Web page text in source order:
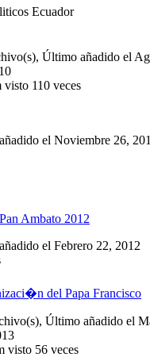
Ecuador
Último añadido el
110 veces
el Noviembre 26,
Ambato 2012
el Febrero 22, 2012
del Papa Francisco
Último añadido el
visto 56 veces